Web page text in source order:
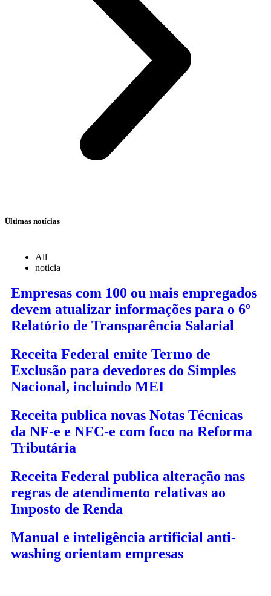
Últimas notícias
All
noticia
Empresas com 100 ou mais empregados
devem atualizar informações para o 6º
Relatório de Transparência Salarial
Receita Federal emite Termo de
Exclusão para devedores do Simples
Nacional, incluindo MEI
Receita publica novas Notas Técnicas
da NF-e e NFC-e com foco na Reforma
Tributária
Receita Federal publica alteração nas
regras de atendimento relativas ao
Imposto de Renda
Manual e inteligência artificial anti-
washing orientam empresas